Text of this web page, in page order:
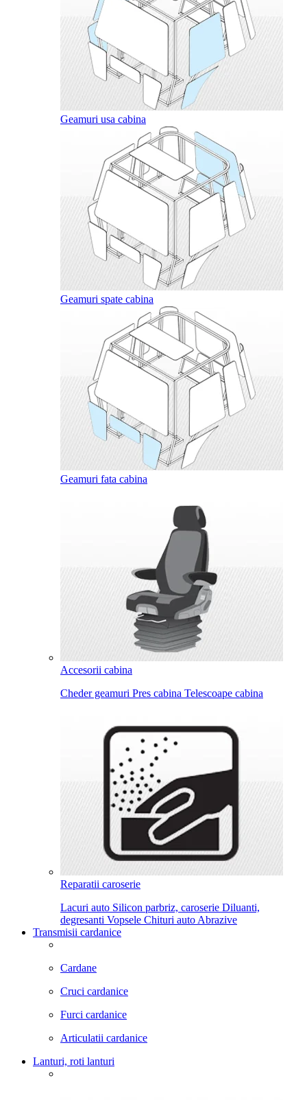
Geamuri usa cabina
Geamuri spate cabina
Geamuri fata cabina
Accesorii cabina
Cheder geamuri Pres cabina Telescoape cabina
Reparatii caroserie
Lacuri auto Silicon parbriz, caroserie Diluanti,
degresanti Vopsele Chituri auto Abrazive
Transmisii cardanice
Cardane
Cruci cardanice
Furci cardanice
Articulatii cardanice
Lanturi, roti lanturi